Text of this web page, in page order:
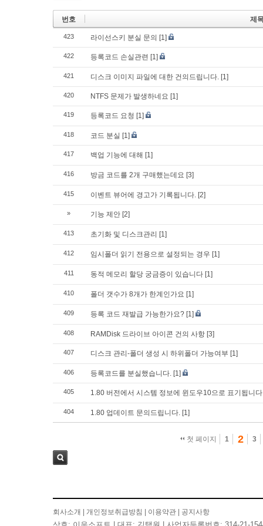
번호 제
423 라이선스키 분실 문의 [1]
422 등록코드 손실관련 [1]
421 디스크 이미지 파일에 대한 건의드립니다. [1]
420 NTFS 문제가 발생하네요 [1]
419 등록코드 요청 [1]
418 코드 분실 [1]
417 백업 기능에 대해 [1]
416 방금 코드를 2개 구매했는데요 [3]
415 이벤트 뷰어에 경고가 기록됩니다. [2]
» 기능 제안 [2]
413 초기화 및 디스크관리 [1]
412 임시폴더 읽기 전용으로 설정되는 경우 [1]
411 동적 메모리 할당 궁금증이 있습니다 [1]
410 폴더 갯수가 8개가 한계인가요 [1]
409 등록 코드 재발급 가능한가요? [1]
408 RAMDisk 드라이브 아이콘 건의 사항 [3]
407 디스크 관리-폴더 생성 시 하위폴더 가능여부 [1]
406 등록코드를 분실했습니다. [1]
405 1.80 버전에서 시스템 정보에 윈도우10으로 표기됩니
404 1.80 업데이트 문의드립니다. [1]
첫 페이지 1 2 3
회사소개 개인정보취급방침 이용약관 공지사항